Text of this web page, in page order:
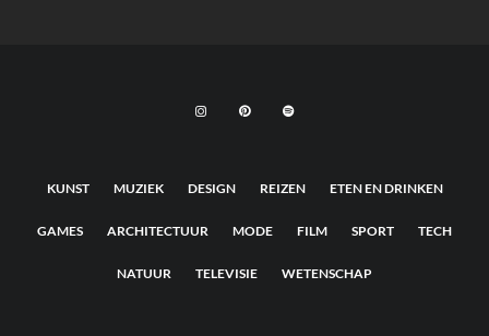
KUNST MUZIEK DESIGN REIZEN ETEN EN DRINKEN
GAMES ARCHITECTUUR MODE FILM SPORT TECH
NATUUR TELEVISIE WETENSCHAP